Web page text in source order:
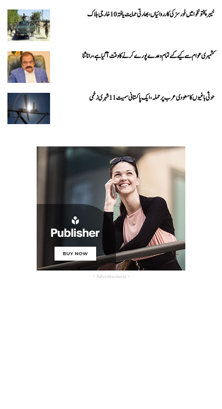
خیبرپختونخوا میں فورسز کی کارروائیاں، بھارتی حمایت یافتہ 10 خارجی ہلاک
کشمیری عوام سے کیے گئے تمام وعدے پورے کرنے کا وقت آ گیا ہے، رانا ثنا
حوثی باغیوں کا سعودی عرب پر حملہ، ایک پاکستانی سمیت 11 شہری زخمی
- Advertisement -